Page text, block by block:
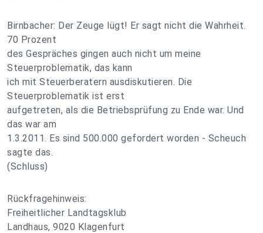
Birnbacher: Der Zeuge lügt! Er sagt nicht die Wahrheit.
70 Prozent
des Gespräches gingen auch nicht um meine
Steuerproblematik, das kann
ich mit Steuerberatern ausdiskutieren. Die
Steuerproblematik ist erst
aufgetreten, als die Betriebsprüfung zu Ende war. Und
das war am
1.3.2011. Es sind 500.000 gefordert worden - Scheuch
sagte das.
(Schluss)
Rückfragehinweis:
Freiheitlicher Landtagsklub
Landhaus, 9020 Klagenfurt